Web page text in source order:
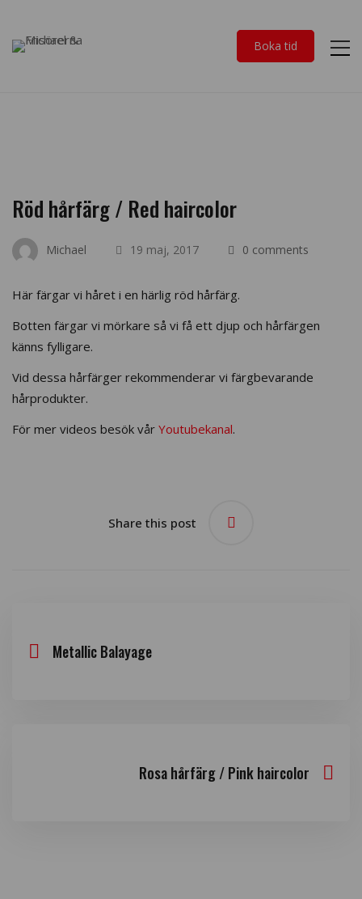
Boka tid
Röd hårfärg / Red haircolor
Michael 19 maj, 2017 0 comments
Här färgar vi håret i en härlig röd hårfärg.
Botten färgar vi mörkare så vi få ett djup och hårfärgen
känns fylligare.
Vid dessa hårfärger rekommenderar vi färgbevarande
hårprodukter.
För mer videos besök vår Youtubekanal.
Share this post
Metallic Balayage
Rosa hårfärg / Pink haircolor